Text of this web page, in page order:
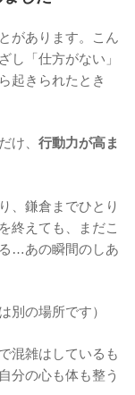
があります。こん
し「仕方がない」
起きられたとき
け、 行動力が高ま
、鎌倉までひとり
終えても、まだこ
…あの瞬間のしあ
別の場所です）
混雑はしているも
分の心も体も整う